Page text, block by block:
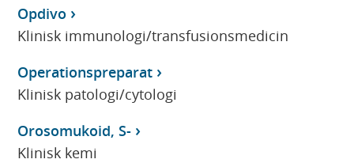
Opdivo
Klinisk immunologi/transfusionsmedicin
Operationspreparat
Klinisk patologi/cytologi
Orosomukoid, S-
Klinisk kemi